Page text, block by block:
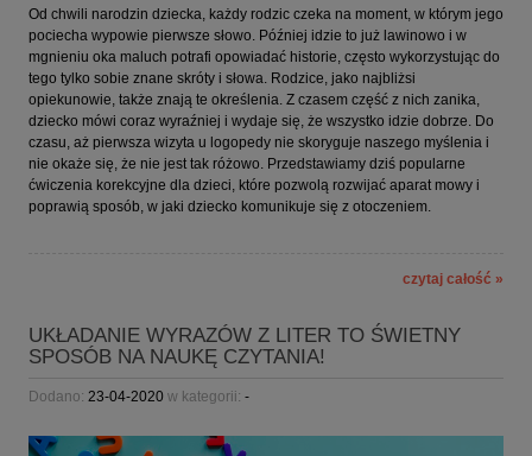
Od chwili narodzin dziecka, każdy rodzic czeka na moment, w którym jego
pociecha wypowie pierwsze słowo. Później idzie to już lawinowo i w
mgnieniu oka maluch potrafi opowiadać historie, często wykorzystując do
tego tylko sobie znane skróty i słowa. Rodzice, jako najbliżsi
opiekunowie, także znają te określenia. Z czasem część z nich zanika,
dziecko mówi coraz wyraźniej i wydaje się, że wszystko idzie dobrze. Do
czasu, aż pierwsza wizyta u logopedy nie skoryguje naszego myślenia i
nie okaże się, że nie jest tak różowo. Przedstawiamy dziś popularne
ćwiczenia korekcyjne dla dzieci, które pozwolą rozwijać aparat mowy i
poprawią sposób, w jaki dziecko komunikuje się z otoczeniem.
czytaj całość »
UKŁADANIE WYRAZÓW Z LITER TO ŚWIETNY
SPOSÓB NA NAUKĘ CZYTANIA!
Dodano: 23-04-2020 w kategorii: -